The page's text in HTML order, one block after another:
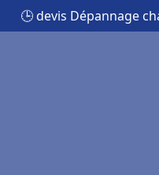
🕒 devis Dépannage